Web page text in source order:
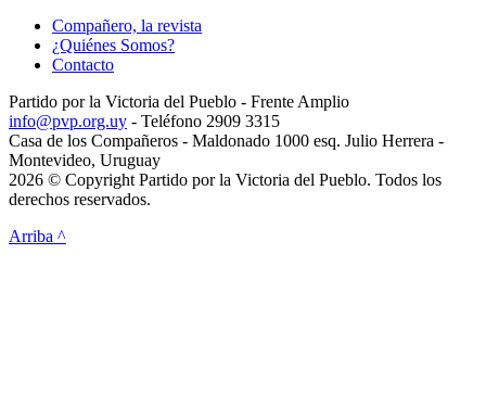
Compañero, la revista
¿Quiénes Somos?
Contacto
Partido por la Victoria del Pueblo - Frente Amplio
info@pvp.org.uy - Teléfono 2909 3315
Casa de los Compañeros - Maldonado 1000 esq. Julio Herrera -
Montevideo, Uruguay
2026 © Copyright Partido por la Victoria del Pueblo. Todos los
derechos reservados.
Arriba ^